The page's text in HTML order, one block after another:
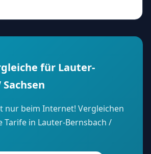
für Lauter-
nur beim Internet! Vergleichen
Tarife in Lauter-Bernsbach /